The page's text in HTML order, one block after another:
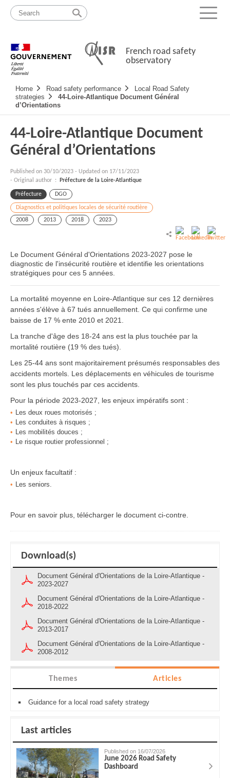
content
map
Menu
French road safety
observatory
Navigation
principale
Home Road safety performance
Local Road Safety
strategies
44-Loire-Atlantique Document Général
d’Orientations
44-Loire-Atlantique Document
Général d’Orientations
Published on 30/10/2023 - Updated on 17/11/2023
- Original author :
Préfecture de la Loire-Atlantique
Préfecture DGO
Diagnostics et politiques locales de sécurité routière
2008
2013 2018 2023
Le Document Général d'Orientations 2023-2027 pose le
diagnostic de l'insécurité routière et identifie les orientations
stratégiques pour ces 5 années.
La mortalité moyenne en Loire-Atlantique sur ces 12 dernières
années s'élève à 67 tués annuellement. Ce qui confirme une
baisse de 17 % ente 2010 et 2021.
La tranche d'âge des 18-24 ans est la plus touchée par la
mortalité routière (19 % des tués).
Les 25-44 ans sont majoritairement présumés responsables des
accidents mortels. Les déplacements en véhicules de tourisme
sont les plus touchés par ces accidents.
Pour la période 2023-2027, les enjeux impératifs sont :
Les deux roues motorisés ;
Les conduites à risques ;
Les mobilités douces ;
Le risque routier professionnel ;
Un enjeux facultatif :
Les seniors.
Pour en savoir plus, télécharger le document ci-contre.
Download(s)
Document Général d'Orientations de la Loire-Atlantique -
2023-2027
Document Général d'Orientations de la Loire-Atlantique -
2018-2022
Document Général d'Orientations de la Loire-Atlantique -
2013-2017
Document Général d'Orientations de la Loire-Atlantique -
2008-2012
Themes Articles
Guidance for a local road safety strategy
Last articles
Published on 16/07/2026
June 2026 Road Safety
Dashboard